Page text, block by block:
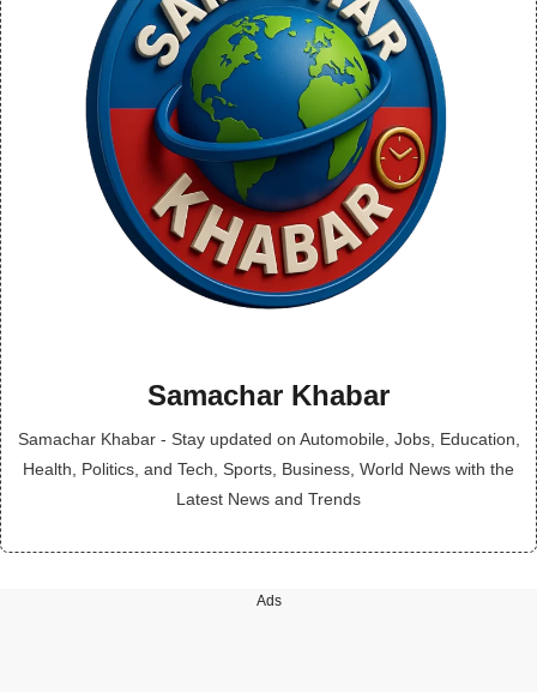
Samachar Khabar
Samachar Khabar - Stay updated on Automobile, Jobs, Education,
Health, Politics, and Tech, Sports, Business, World News with the
Latest News and Trends
Ads